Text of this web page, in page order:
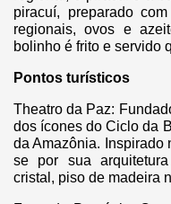
piracuí, preparado
regionais, ovos e
bolinho é frito e servido
Pontos turísticos
Theatro da Paz:
dos ícones do Ciclo da
da Amazônia. Inspirado
se por sua
cristal, piso de madeira